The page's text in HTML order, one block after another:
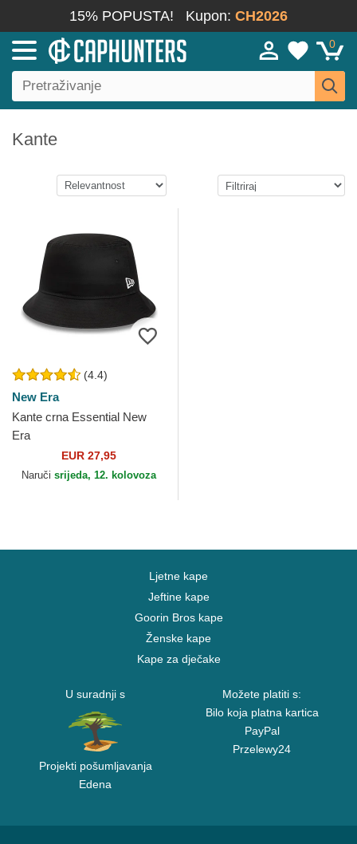
15% POPUSTA! Kupon: CH2026
0
Kante
(4.4)
New Era
Kante crna Essential New
Era
EUR 27,95
Naruči srijeda, 12. kolovoza
Ljetne kape
Jeftine kape
Goorin Bros kape
Ženske kape
Kape za dječake
U suradnji s
Projekti pošumljavanja
Edena
Možete platiti s:
Bilo koja platna kartica
PayPal
Przelewy24